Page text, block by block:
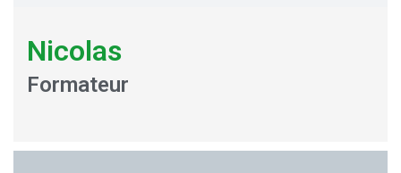
Nicolas
Formateur